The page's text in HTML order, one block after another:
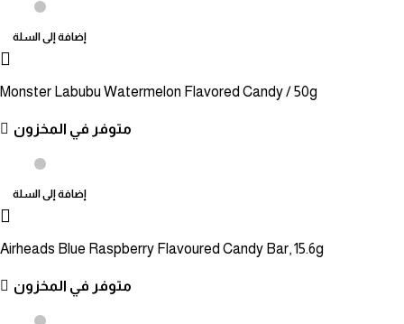
إضافة إلى السلة
Monster Labubu Watermelon Flavored Candy / 50g
متوفر في المخزون
إضافة إلى السلة
Airheads Blue Raspberry Flavoured Candy Bar, 15.6g
متوفر في المخزون